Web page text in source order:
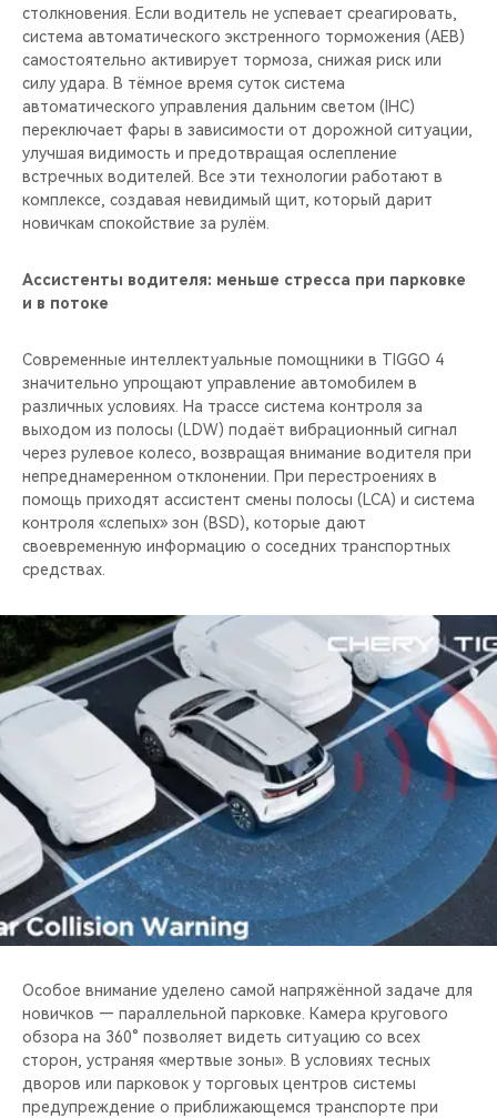
столкновения. Если водитель не успевает среагировать,
система автоматического экстренного торможения (AEB)
самостоятельно активирует тормоза, снижая риск или
силу удара. В тёмное время суток система
автоматического управления дальним светом (IHC)
переключает фары в зависимости от дорожной ситуации,
улучшая видимость и предотвращая ослепление
встречных водителей. Все эти технологии работают в
комплексе, создавая невидимый щит, который дарит
новичкам спокойствие за рулём.
Ассистенты водителя: меньше стресса при парковке
и в потоке
Современные интеллектуальные помощники в TIGGO 4
значительно упрощают управление автомобилем в
различных условиях. На трассе система контроля за
выходом из полосы (LDW) подаёт вибрационный сигнал
через рулевое колесо, возвращая внимание водителя при
непреднамеренном отклонении. При перестроениях в
помощь приходят ассистент смены полосы (LCA) и система
контроля «слепых» зон (BSD), которые дают
своевременную информацию о соседних транспортных
средствах.
Особое внимание уделено самой напряжённой задаче для
новичков — параллельной парковке. Камера кругового
обзора на 360° позволяет видеть ситуацию со всех
сторон, устраняя «мертвые зоны». В условиях тесных
дворов или парковок у торговых центров системы
предупреждение о приближающемся транспорте при